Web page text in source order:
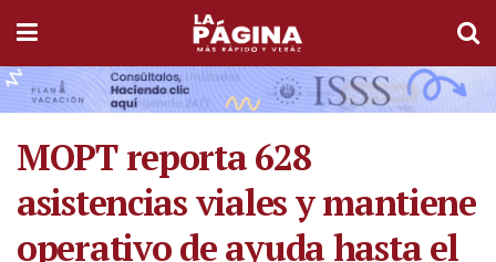
MOPT reporta 628
asistencias viales y mantiene
operativo de ayuda hasta el